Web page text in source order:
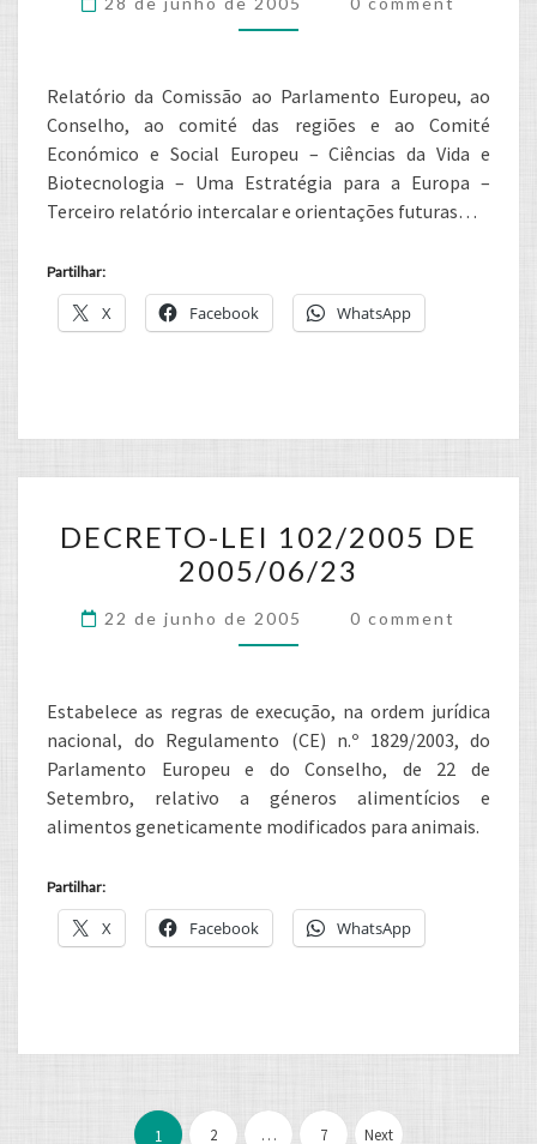
DE
Relatório da Comissão ao Parlamento Europeu, ao
Conselho, ao comité das regiões e ao Comité
Económico e Social Europeu – Ciências da Vida e
Biotecnologia – Uma Estratégia para a Europa –
Terceiro relatório intercalar e orientações futuras…
Partilhar:
X Facebook WhatsApp
LEI
102/2005
DE
2005/06/23
DECRETO-LEI 102/2005 DE
2005/06/23
22 de junho de 2005 Comments
0 comment
Estabelece as regras de execução, na ordem jurídica
nacional, do Regulamento (CE) n.º 1829/2003, do
Parlamento Europeu e do Conselho, de 22 de
Setembro, relativo a géneros alimentícios e
alimentos geneticamente modificados para animais.
Partilhar:
X Facebook WhatsApp
Paginação
1 2 … 7 Next